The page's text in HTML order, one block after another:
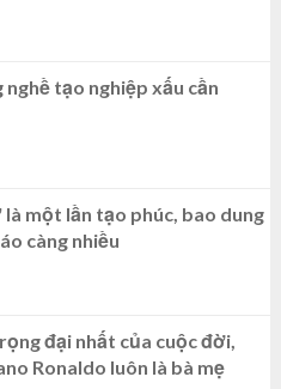
tạo nghiệp xấu cần
một lần tạo phúc, bao dung
càng nhiều
đại nhất của cuộc đời,
Ronaldo luôn là bà mẹ